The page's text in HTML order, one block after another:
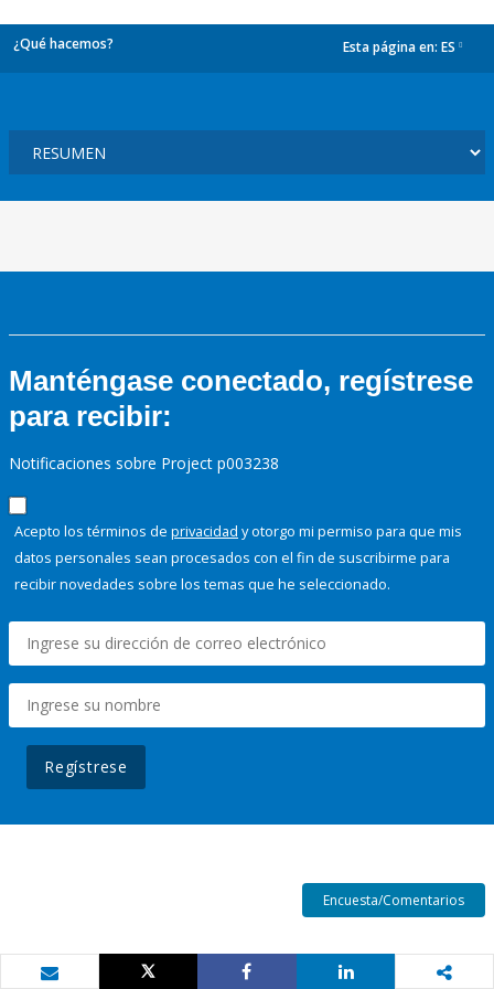
¿Qué hacemos? Esta página en: ES
Manténgase conectado, regístrese
para recibir:
Notificaciones sobre Project p003238
Acepto los términos de privacidad y otorgo mi permiso para que mis
datos personales sean procesados con el fin de suscribirme para
recibir novedades sobre los temas que he seleccionado.
Regístrese
Encuesta/Comentarios